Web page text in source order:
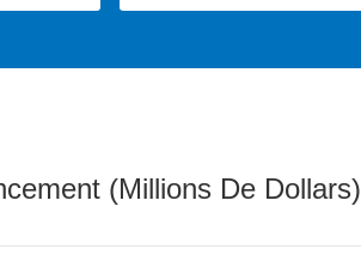
(Millions De Dollars)